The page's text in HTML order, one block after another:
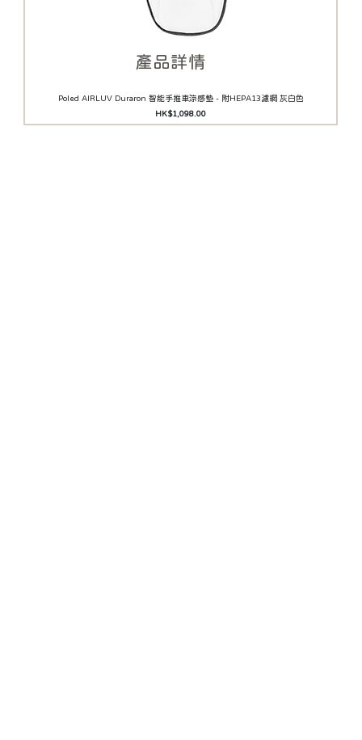
Poled AIRLUV Duraron 智能手推車涼感墊 - 附HEPA13濾網 灰白色
價格
HK$1,098.00
​產品詳情